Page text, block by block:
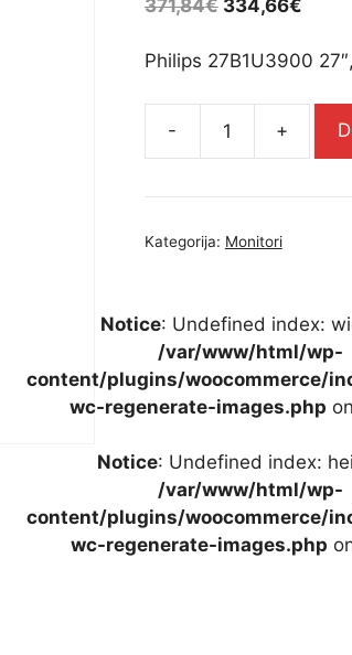
371,84€ 334,66€
Philips 27B1U3900
-
27",
2xHDMI,
90W
27B1U3900/00
količina
+
Kategorija: Monitori
Notice: Undefined index:
/var/www/html/wp-
content/plugins/woocommerce/
wc-regenerate-images.php
Notice: Undefined index:
/var/www/html/wp-
content/plugins/woocommerce/
wc-regenerate-images.php